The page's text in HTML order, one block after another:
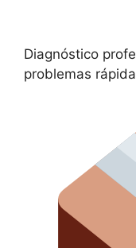
Diagnóstico
problemas